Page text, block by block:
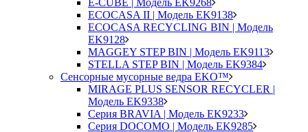
ECOCASA II | Модель EK9138
ECOCASA RECYCLING BIN | Модель
EK9128
MAGGEY STEP BIN | Модель EK9113
STELLA STEP BIN | Модель EK9384
Сенсорные мусорные ведра EKO™
MIRAGE PLUS SENSOR RECYCLER |
Модель EK9338
Серия BRAVIA | Модель EK9233
Серия DOCOMO | Модель EK9285